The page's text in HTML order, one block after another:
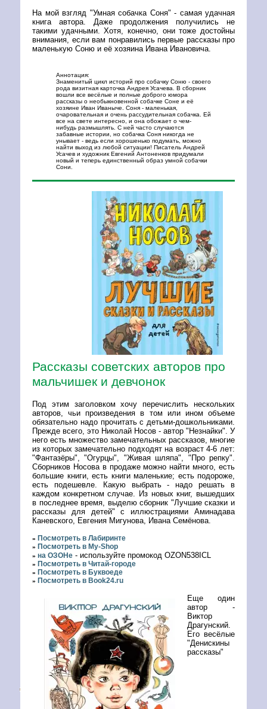
На мой взгляд "Умная собачка Соня" - самая удачная
книга автора. Даже продолжения получились не
такими удачными. Хотя, конечно, они тоже достойны
внимания, если вам понравились первые рассказы про
маленькую Соню и её хозяина Ивана Ивановича.
Аннотация:
Знаменитый цикл историй про собачку Соню - своего
рода визитная карточка Андрея Усачева. В сборник
вошли все весёлые и полные доброго юмора
рассказы о необыкновенной собачке Соне и её
хозяине Иван Иваныче. Соня - маленькая,
очаровательная и очень рассудительная собачка. Ей
все на свете интересно, и она обожает о чем-
нибудь размышлять. С ней часто случаются
забавные истории, но собачка Соня никогда не
унывает - ведь если хорошенько подумать, можно
найти выход из любой ситуации! Писатель Андрей
Усачев и художник Евгений Антоненков придумали
новый и теперь единственный образ умной собачки
Сони.
Рассказы советских авторов про
мальчишек и девчонок
Под этим заголовком хочу перечислить нескольких
авторов, чьи произведения в том или ином объеме
обязательно надо прочитать с детьми-дошкольниками.
Прежде всего, это Николай Носов - автор "Незнайки". У
него есть множество замечательных рассказов, многие
из которых замечательно подходят на возраст 4-6 лет:
"Фантазёры", "Огурцы", "Живая шляпа", "Про репку".
Сборников Носова в продаже можно найти много, есть
большие книги, есть книги маленькие; есть подороже,
есть подешевле. Какую выбрать - надо решать в
каждом конкретном случае. Из новых книг, вышедших
в последнее время, выделю сборник "Лучшие сказки и
рассказы для детей" с иллюстрациями Аминадава
Каневского, Евгения Мигунова, Ивана Семёнова.
» Посмотреть в Лабиринте
» Посмотреть в My-Shop
» на ОЗОНе - используйте промокод OZON538ICL
» Посмотреть в Читай-городе
» Посмотреть в Буквоеде
» Посмотреть в Book24.ru
Еще один
автор -
Виктор
Драгунский.
Его весёлые
"Денискины
рассказы"